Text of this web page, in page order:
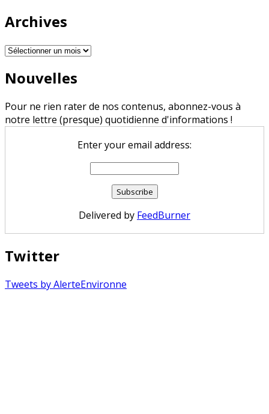
Archives
Archives
Nouvelles
Pour ne rien rater de nos contenus, abonnez-vous à
notre lettre (presque) quotidienne d'informations !
Enter your email address:
Delivered by FeedBurner
Twitter
Tweets by AlerteEnvironne